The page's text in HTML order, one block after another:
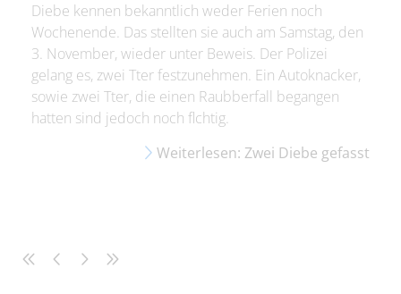
Diebe kennen bekanntlich weder Ferien noch
Wochenende. Das stellten sie auch am Samstag, den
3. November, wieder unter Beweis. Der Polizei
gelang es, zwei Tter festzunehmen. Ein Autoknacker,
sowie zwei Tter, die einen Raubberfall begangen
hatten sind jedoch noch flchtig.
Weiterlesen: Zwei Diebe gefasst